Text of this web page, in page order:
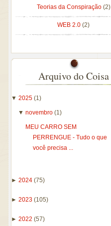
Teorias da Conspiração (2)
WEB 2.0 (2)
Arquivo do Coisa
▼ 2025 (1)
▼ novembro (1)
MEU CARRO SEM
PERRENGUE - Tudo o que
você precisa ...
► 2024 (75)
► 2023 (105)
► 2022 (57)